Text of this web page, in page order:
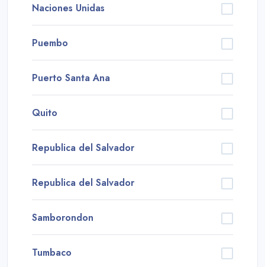
Naciones Unidas
Puembo
Puerto Santa Ana
Quito
Republica del Salvador
Republica del Salvador
Samborondon
Tumbaco